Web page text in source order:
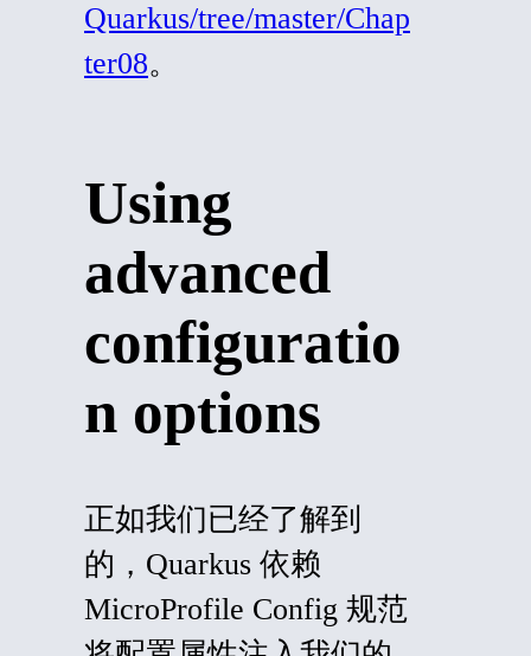
Quarkus/tree/master/Chap
ter08。
Using
advanced
configuratio
n options
正如我们已经了解到
的，Quarkus 依赖
MicroProfile Config 规范